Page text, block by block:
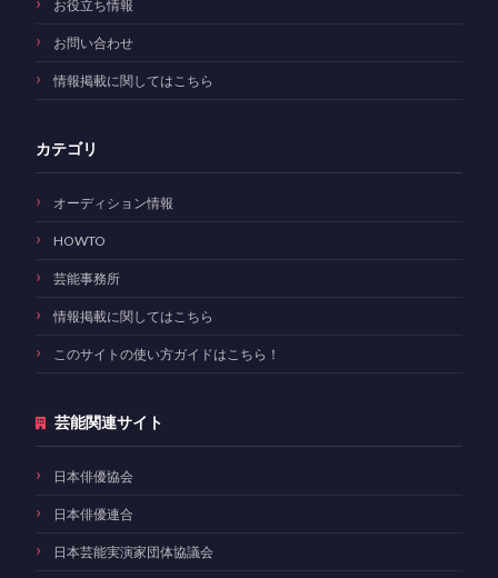
お役立ち情報
お問い合わせ
情報掲載に関してはこちら
カテゴリ
オーディション情報
HOWTO
芸能事務所
情報掲載に関してはこちら
このサイトの使い方ガイドはこちら！
芸能関連サイト
日本俳優協会
日本俳優連合
日本芸能実演家団体協議会